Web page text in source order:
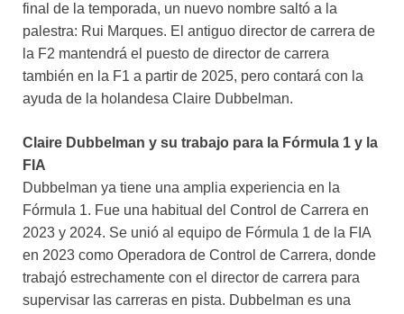
final de la temporada, un nuevo nombre saltó a la
palestra: Rui Marques. El antiguo director de carrera de
la F2 mantendrá el puesto de director de carrera
también en la F1 a partir de 2025, pero contará con la
ayuda de la holandesa Claire Dubbelman.
Claire Dubbelman y su trabajo para la Fórmula 1 y la
FIA
Dubbelman ya tiene una amplia experiencia en la
Fórmula 1. Fue una habitual del Control de Carrera en
2023 y 2024. Se unió al equipo de Fórmula 1 de la FIA
en 2023 como Operadora de Control de Carrera, donde
trabajó estrechamente con el director de carrera para
supervisar las carreras en pista. Dubbelman es una